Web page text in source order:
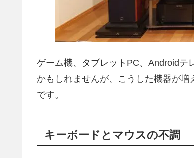
ゲーム機、タブレットPC、Androidテ
かもしれませんが、こうした機器が
です。
キーボードとマウスの不調